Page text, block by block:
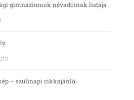
gimnáziumok névadóinak listája
– szülinapi cikkajánló